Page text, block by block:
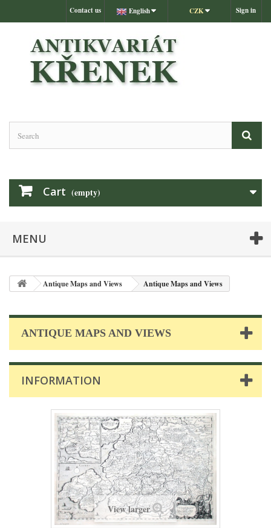
Sign in
CZK
English
Contact us
Cart (empty)
MENU
Antique Maps and Views Antique Maps and Views
ANTIQUE MAPS AND VIEWS
INFORMATION
View larger